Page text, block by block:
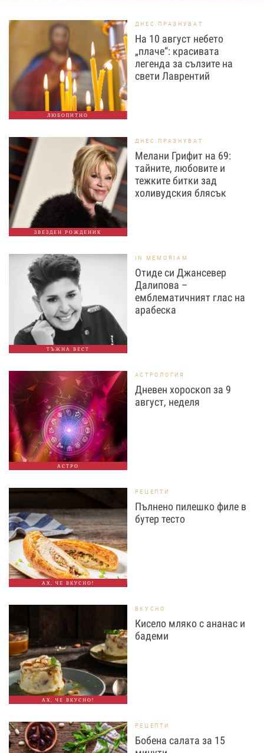
ЛЮБОПИТНО
ДНЕС ПРАЗНУВАТ
На 10 август небето
„плаче“: красивата
легенда за сълзите на
свети Лаврентий
ЗВЕЗДЕН РОЖДЕНИК
ДНЕС ПРАЗНУВАТ
Мелани Грифит на 69:
тайните, любовите и
тежките битки зад
холивудския блясък
ТЪЖНА ВЕСТ
IN MEMORIAM
Отиде си Джансевер
Далипова –
емблематичният глас на
арабеска
АСТРО
АСТРОЛОГИЯ
Дневен хороскоп за 9
август, неделя
АХ, ЧЕ ВКУСНО!
РЕЦЕПТИ
Пълнено пилешко филе в
бутер тесто
АХ, ЧЕ ВКУСНО!
ВКУСНО
Кисело мляко с ананас и
бадеми
РЕЦЕПТИ
Бобена салата за 15